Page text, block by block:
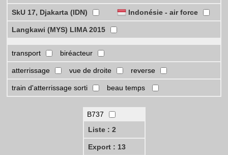
SkU 17, Djakarta (IDN) Indonésie - air force
Langkawi (MYS) LIMA 2015
transport biréacteur
atterrissage vue de droite reverse
train d'atterrissage sorti beau temps
B737
Liste : 2
Export : 13